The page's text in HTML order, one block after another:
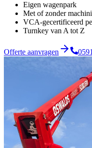
Eigen wagenpark
Met of zonder
VCA-gecertificeerd
Turnkey van A tot Z
Offerte aanvragen